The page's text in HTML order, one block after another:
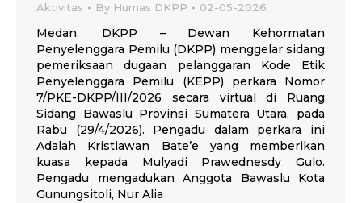
Aktivitas By Humas DKPP 02-05-2026
Medan, DKPP – Dewan Kehormatan
Penyelenggara Pemilu (DKPP) menggelar sidang
pemeriksaan dugaan pelanggaran Kode Etik
Penyelenggara Pemilu (KEPP) perkara Nomor
7/PKE-DKPP/III/2026 secara virtual di Ruang
Sidang Bawaslu Provinsi Sumatera Utara, pada
Rabu (29/4/2026). Pengadu dalam perkara ini
Adalah Kristiawan Bate’e yang memberikan
kuasa kepada Mulyadi Prawednesdy Gulo.
Pengadu mengadukan Anggota Bawaslu Kota
Gunungsitoli, Nur Alia